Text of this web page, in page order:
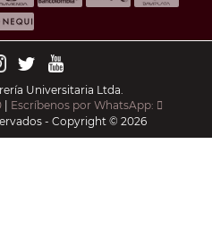
Universitaria Ltda.
| Escríbenos por WhatsApp:
- Copyright © 2026